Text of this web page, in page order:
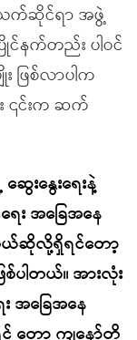
က်ဆိုင်ရာ အဖွဲ့
င်နက်တည်း ပါဝင်
ဖြစ်လာပါက
း ၎င်းက ဆက်
ေးနွေးရေးနဲ့
အခြေအနေ
မယ်ဆိုလို့ရှိရင်တော့
ပါတယ်။ အားလုံး
း အခြေအနေ
တော့ ကျနော်တို့